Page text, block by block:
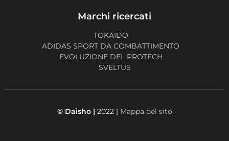
Marchi ricercati
TOKAIDO
ADIDAS SPORT DA COMBATTIMENTO
EVOLUZIONE DEL PROTECH
SVELTUS
© Daisho | 2022 | Mappa del sito